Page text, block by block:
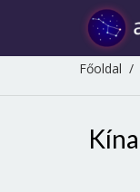
Főoldal /